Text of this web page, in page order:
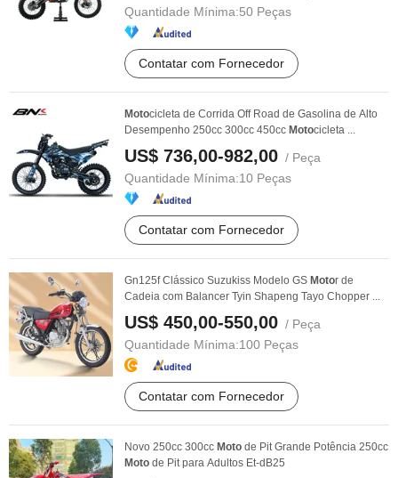
Quantidade Mínima:50 Peças
Contatar com Fornecedor
Motocicleta de Corrida Off Road de Gasolina de Alto
Desempenho 250cc 300cc 450cc Motocicleta ...
US$ 736,00-982,00 / Peça
Quantidade Mínima:10 Peças
Contatar com Fornecedor
Gn125f Clássico Suzukiss Modelo GS Motor de
Cadeia com Balancer Tyin Shapeng Tayo Chopper ...
US$ 450,00-550,00 / Peça
Quantidade Mínima:100 Peças
Contatar com Fornecedor
Novo 250cc 300cc Moto de Pit Grande Potência 250cc
Moto de Pit para Adultos Et-dB25